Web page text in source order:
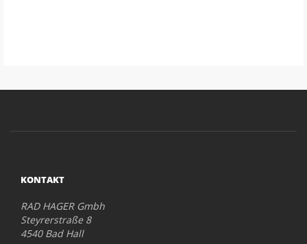
KONTAKT
RAD HAGER Gmbh
Steyrerstraße 8
4540 Bad Hall